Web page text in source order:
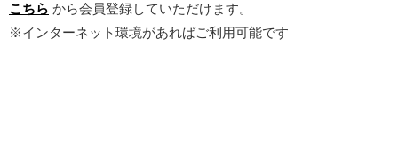
こちら から会員登録していただけます。
※インターネット環境があればご利用可能です